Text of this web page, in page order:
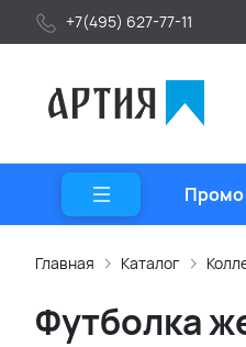
+7(495) 627-77-11
Главная Каталог
Футболка